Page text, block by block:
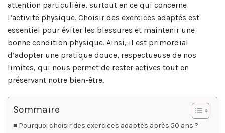
attention particulière, surtout en ce qui concerne
l’activité physique. Choisir des exercices adaptés est
essentiel pour éviter les blessures et maintenir une
bonne condition physique. Ainsi, il est primordial
d’adopter une pratique douce, respectueuse de nos
limites, qui nous permet de rester actives tout en
préservant notre bien-être.
Sommaire
Pourquoi choisir des exercices adaptés après 50 ans ?